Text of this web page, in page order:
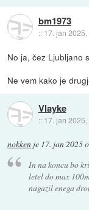
bm1973
:: 17. jan 2025,
No ja, čez Ljubljano
Ne vem kako je
Vlayke
:: 17. jan 2025,
nokken je 17. jan 2025
In na koncu bo
letel do max
nagazil enega